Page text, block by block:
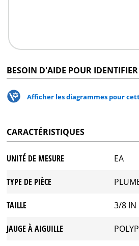
BESOIN D'AIDE POUR
Afficher les diagrammes pour
CARACTÉRISTIQUES
UNITÉ DE MESURE EA
TYPE DE PIÈCE
TAILLE 3/8 IN
JAUGE À AIGUILLE